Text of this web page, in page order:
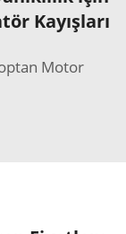
Kayışları
Motor